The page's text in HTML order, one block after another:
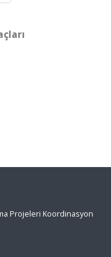
Projeleri Koordinasyon